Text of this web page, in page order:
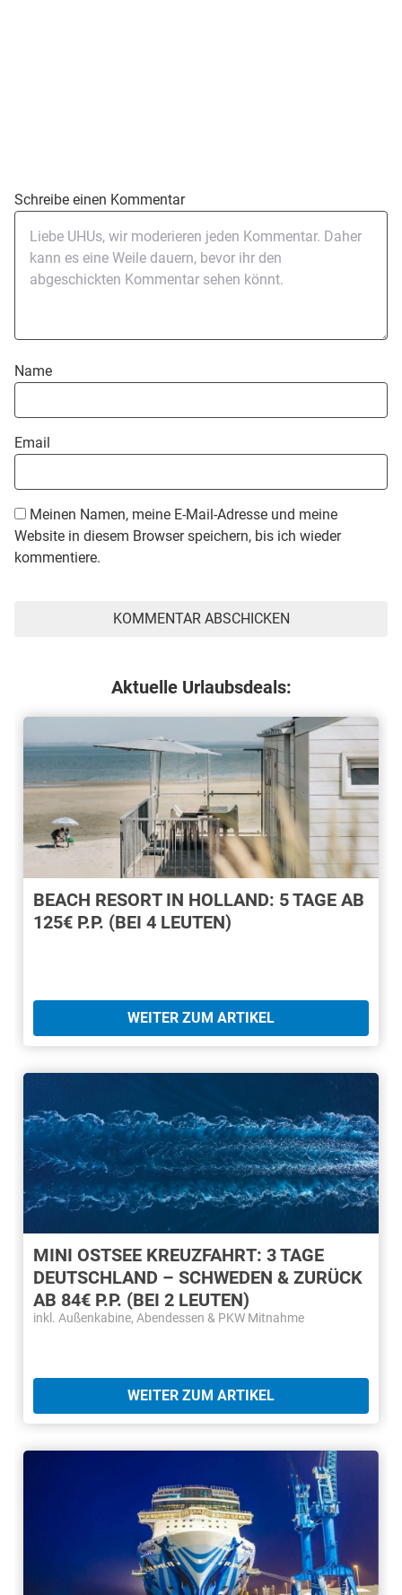
Schreibe einen Kommentar
Name
Email
Meinen Namen, meine E-Mail-Adresse und meine
Website in diesem Browser speichern, bis ich wieder
kommentiere.
Aktuelle Urlaubsdeals:
BEACH RESORT IN HOLLAND: 5 TAGE AB
125€ P.P. (BEI 4 LEUTEN)
WEITER ZUM ARTIKEL
MINI OSTSEE KREUZFAHRT: 3 TAGE
DEUTSCHLAND – SCHWEDEN & ZURÜCK
AB 84€ P.P. (BEI 2 LEUTEN)
inkl. Außenkabine, Abendessen & PKW Mitnahme
WEITER ZUM ARTIKEL